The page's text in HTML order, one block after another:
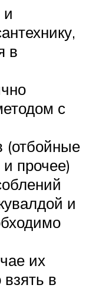
в
с
(отбойные
прочее)
и
их
в